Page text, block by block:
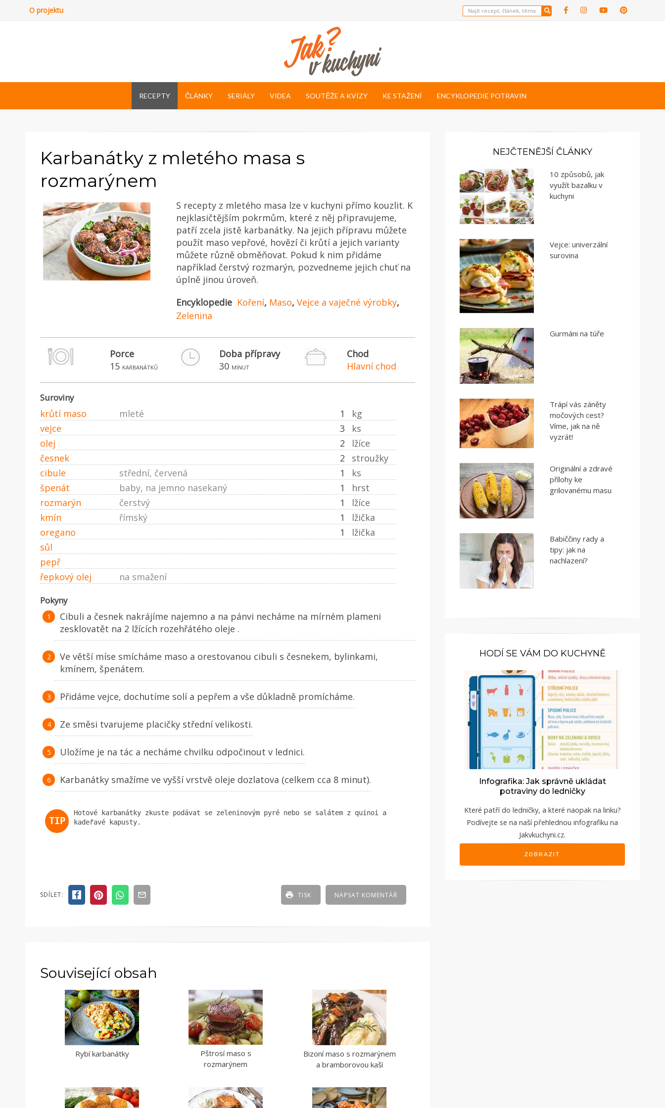
O projektu
RECEPTY ČLÁNKY SERIÁLY VIDEA SOUTĚŽE A KVÍZY KE STAŽENÍ ENCYKLOPEDIE POTRAVIN
Karbanátky z mletého masa s
rozmarýnem
S recepty z mletého masa lze v kuchyni přímo kouzlit. K
nejklasičtějším pokrmům, které z něj připravujeme,
patří zcela jistě karbanátky. Na jejich přípravu můžete
použít maso vepřové, hovězí či krůtí a jejich varianty
můžete různě obměňovat. Pokud k nim přidáme
například čerstvý rozmarýn, pozvedneme jejich chuť na
úplně jinou úroveň.
Encyklopedie Koření, Maso, Vejce a vaječné výrobky,
Zelenina
Porce
15 karbanátků
Doba přípravy
30 minut
Chod
Hlavní chod
Suroviny
krůtí maso 1 kg
mleté
vejce
3
ks
olej
2
lžíce
česnek
2
stroužky
cibule
1 ks
střední, červená
špenát
1 hrst
baby, na jemno nasekaný
rozmarýn
1 lžíce
čerstvý
kmín
1 lžička
římský
oregano
1
lžička
sůl
pepř
řepkový olej
na smažení
Pokyny
Cibuli a česnek nakrájíme najemno a na pánvi necháme na mírném plameni
zesklovatět na 2 lžících rozehřátého oleje .
Ve větší míse smícháme maso a orestovanou cibuli s česnekem, bylinkami,
kmínem, špenátem.
Přidáme vejce, dochutíme solí a pepřem a vše důkladně promícháme.
Ze směsi tvarujeme placičky střední velikosti.
Uložíme je na tác a necháme chvilku odpočinout v lednici.
Karbanátky smažíme ve vyšší vrstvě oleje dozlatova (celkem cca 8 minut).
Hotové karbanátky zkuste podávat se zeleninovým pyré nebo se salátem z quinoi a
kadeřavé kapusty.
SDÍLET: NAPSAT KOMENTÁŘ
TISK
Související obsah
Rybí karbanátky
Pštrosí maso s
rozmarýnem
Bizoní maso s rozmarýnem
a bramborovou kaší
NEJČTENĚJŠÍ ČLÁNKY
10 způsobů, jak
využít bazalku v
kuchyni
Vejce: univerzální
surovina
Gurmáni na túře
Trápí vás záněty
močových cest?
Víme, jak na ně
vyzrát!
Originální a zdravé
přílohy ke
grilovanému masu
Babiččiny rady a
tipy: jak na
nachlazení?
HODÍ SE VÁM DO KUCHYNĚ
Infografika: Jak správně ukládat
potraviny do ledničky
Které patří do ledničky, a které naopak na linku?
Podívejte se na naší přehlednou infografiku na
Jakvkuchyni.cz.
ZOBRAZIT